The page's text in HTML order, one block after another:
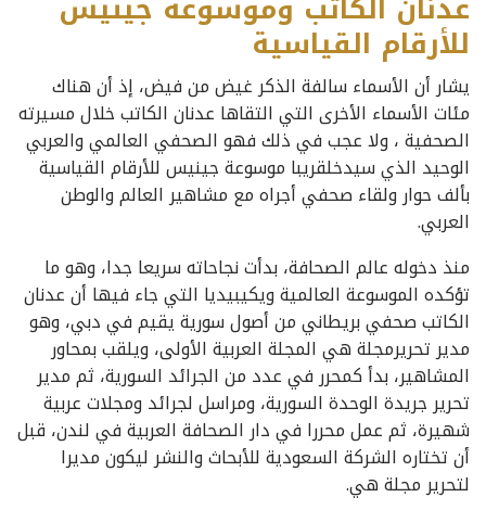
للأرقام القياسية
يشار أن الأسماء سالفة الذكر غيض من فيض، إذ أن هناك
مئات الأسماء الأخرى التي التقاها عدنان الكاتب خلال مسيرته
الصحفية ، ولا عجب في ذلك فهو الصحفي العالمي والعربي
الوحيد الذي سيدخلقريبا موسوعة جينيس للأرقام القياسية
بألف حوار ولقاء صحفي أجراه مع مشاهير العالم والوطن
العربي.
منذ دخوله عالم الصحافة، بدأت نجاحاته سريعا جدا، وهو ما
تؤكده الموسوعة العالمية ويكيبيديا التي جاء فيها أن عدنان
الكاتب صحفي بريطاني من أصول سورية يقيم في دبي، وهو
مدير تحريرمجلة هي المجلة العربية الأولى، ويلقب بمحاور
المشاهير، بدأ كمحرر في عدد من الجرائد السورية، ثم مدير
تحرير جريدة الوحدة السورية، ومراسل لجرائد ومجلات عربية
شهيرة، ثم عمل محررا في دار الصحافة العربية في لندن، قبل
أن تختاره الشركة السعودية للأبحاث والنشر ليكون مديرا
لتحرير مجلة هي.